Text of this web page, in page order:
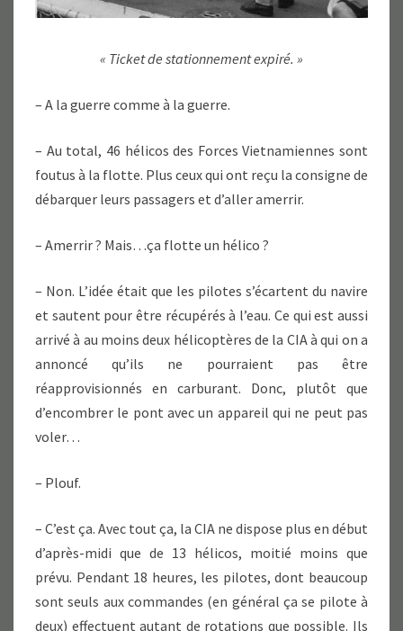
« Ticket de stationnement expiré. »
– A la guerre comme à la guerre.
– Au total, 46 hélicos des Forces Vietnamiennes sont
foutus à la flotte. Plus ceux qui ont reçu la consigne de
débarquer leurs passagers et d’aller amerrir.
– Amerrir ? Mais…ça flotte un hélico ?
– Non. L’idée était que les pilotes s’écartent du navire
et sautent pour être récupérés à l’eau. Ce qui est aussi
arrivé à au moins deux hélicoptères de la CIA à qui on a
annoncé qu’ils ne pourraient pas être
réapprovisionnés en carburant. Donc, plutôt que
d’encombrer le pont avec un appareil qui ne peut pas
voler…
– Plouf.
– C’est ça. Avec tout ça, la CIA ne dispose plus en début
d’après-midi que de 13 hélicos, moitié moins que
prévu. Pendant 18 heures, les pilotes, dont beaucoup
sont seuls aux commandes (en général ça se pilote à
deux) effectuent autant de rotations que possible. Ils